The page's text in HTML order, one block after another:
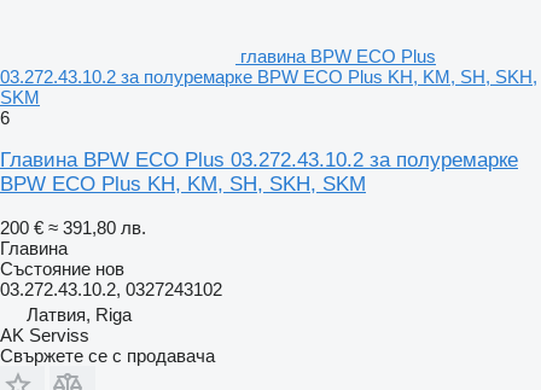
главина BPW ECO Plus
03.272.43.10.2 за полуремарке BPW ECO Plus KH, KM, SH, SKH,
SKM
6
Главина BPW ECO Plus 03.272.43.10.2 за полуремарке
BPW ECO Plus KH, KM, SH, SKH, SKM
200 € ≈ 391,80 лв.
Главина
Състояние нов
03.272.43.10.2, 0327243102
Латвия, Riga
AK Serviss
Свържете се с продавача